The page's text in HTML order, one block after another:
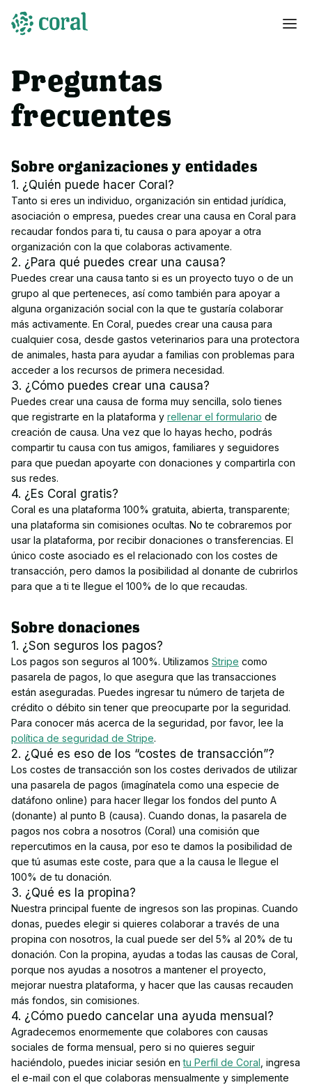
Preguntas
frecuentes
Sobre organizaciones y entidades
1. ¿Quién puede hacer Coral?
Tanto si eres un individuo, organización sin entidad jurídica,
asociación o empresa, puedes crear una causa en Coral para
recaudar fondos para ti, tu causa o para apoyar a otra
organización con la que colaboras activamente.
2. ¿Para qué puedes crear una causa?
Puedes crear una causa tanto si es un proyecto tuyo o de un
grupo al que perteneces, así como también para apoyar a
alguna organización social con la que te gustaría colaborar
más activamente. En Coral, puedes crear una causa para
cualquier cosa, desde gastos veterinarios para una protectora
de animales, hasta para ayudar a familias con problemas para
acceder a los recursos de primera necesidad.
3. ¿Cómo puedes crear una causa?
Puedes crear una causa de forma muy sencilla, solo tienes
que registrarte en la plataforma y rellenar el formulario de
creación de causa. Una vez que lo hayas hecho, podrás
compartir tu causa con tus amigos, familiares y seguidores
para que puedan apoyarte con donaciones y compartirla con
sus redes.
4. ¿Es Coral gratis?
Coral es una plataforma 100% gratuita, abierta, transparente;
una plataforma sin comisiones ocultas. No te cobraremos por
usar la plataforma, por recibir donaciones o transferencias. El
único coste asociado es el relacionado con los costes de
transacción, pero damos la posibilidad al donante de cubrirlos
para que a ti te llegue el 100% de lo que recaudas.
Sobre donaciones
1. ¿Son seguros los pagos?
Los pagos son seguros al 100%. Utilizamos Stripe como
pasarela de pagos, lo que asegura que las transacciones
están aseguradas. Puedes ingresar tu número de tarjeta de
crédito o débito sin tener que preocuparte por la seguridad.
Para conocer más acerca de la seguridad, por favor, lee la
política de seguridad de Stripe.
2. ¿Qué es eso de los “costes de transacción”?
Los costes de transacción son los costes derivados de utilizar
una pasarela de pagos (imagínatela como una especie de
datáfono online) para hacer llegar los fondos del punto A
(donante) al punto B (causa). Cuando donas, la pasarela de
pagos nos cobra a nosotros (Coral) una comisión que
repercutimos en la causa, por eso te damos la posibilidad de
que tú asumas este coste, para que a la causa le llegue el
100% de tu donación.
3. ¿Qué es la propina?
Nuestra principal fuente de ingresos son las propinas. Cuando
donas, puedes elegir si quieres colaborar a través de una
propina con nosotros, la cual puede ser del 5% al 20% de tu
donación. Con la propina, ayudas a todas las causas de Coral,
porque nos ayudas a nosotros a mantener el proyecto,
mejorar nuestra plataforma, y hacer que las causas recauden
más fondos, sin comisiones.
4. ¿Cómo puedo cancelar una ayuda mensual?
Agradecemos enormemente que colabores con causas
sociales de forma mensual, pero si no quieres seguir
haciéndolo, puedes iniciar sesión en tu Perfil de Coral , ingresa
el e-mail con el que colaboras mensualmente y simplemente